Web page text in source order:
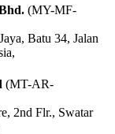
(MY-MF-
Batu 34, Jalan
(MT-AR-
2nd Flr., Swatar